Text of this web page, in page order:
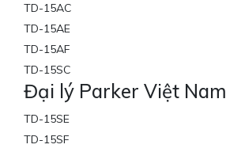
TD-15AC
TD-15AE
TD-15AF
TD-15SC
Đại lý Parker Việt Nam
TD-15SE
TD-15SF